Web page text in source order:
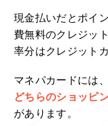
現金払いだとポイ
費無料のクレジッ
率分はクレジット
マネパカードには
どちらのショッピ
があります。